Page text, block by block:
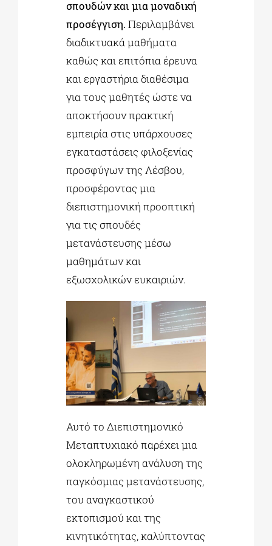
σπουδών και μια μοναδική
προσέγγιση. Περιλαμβάνει
διαδικτυακά μαθήματα
καθώς και επιτόπια έρευνα
και εργαστήρια διαθέσιμα
για τους μαθητές ώστε να
αποκτήσουν πρακτική
εμπειρία στις υπάρχουσες
εγκαταστάσεις φιλοξενίας
προσφύγων της Λέσβου,
προσφέροντας μια
διεπιστημονική προοπτική
για τις σπουδές
μετανάστευσης μέσω
μαθημάτων και
εξωσχολικών ευκαιριών.
Αυτό το Διεπιστημονικό
Μεταπτυχιακό παρέχει μια
ολοκληρωμένη ανάλυση της
παγκόσμιας μετανάστευσης,
του αναγκαστικού
εκτοπισμού και της
κινητικότητας, καλύπτοντας